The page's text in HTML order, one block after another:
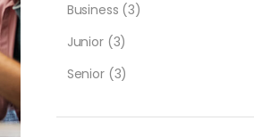
Business (3)
Junior(3)
Senior(3)